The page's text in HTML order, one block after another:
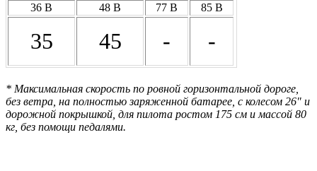
36 В
48 В 77 В 85 В
35 45 - -
* Максимальная скорость по ровной горизонтальной дороге,
без ветра, на полностью заряженной батарее, с колесом 26" и
дорожной покрышкой, для пилота ростом 175 см и массой 80
кг, без помощи педалями.